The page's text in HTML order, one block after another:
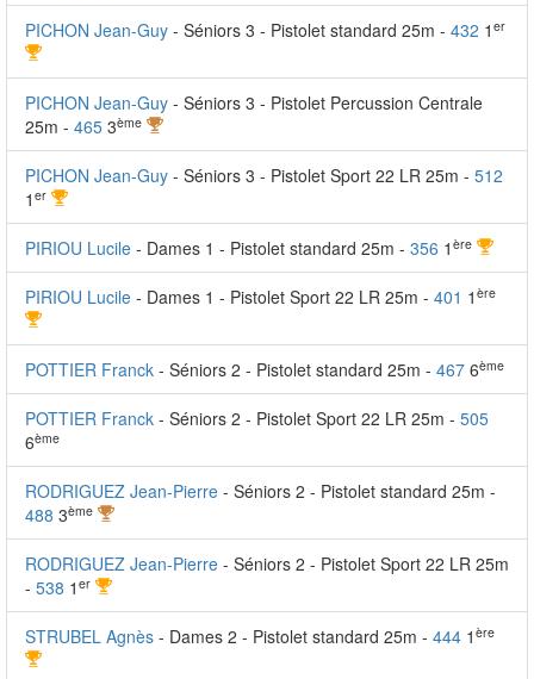
PICHON Jean-Guy - Séniors 3 - Pistolet standard 25m - 432 1 er
PICHON Jean-Guy - Séniors 3 - Pistolet Percussion Centrale
25m - 465 3ème
PICHON Jean-Guy - Séniors 3 - Pistolet Sport 22 LR 25m - 512
1 er
PIRIOU Lucile - Dames 1 - Pistolet standard 25m - 356 1 ère
PIRIOU Lucile - Dames 1 - Pistolet Sport 22 LR 25m - 401 1 ère
POTTIER Franck - Séniors 2 - Pistolet standard 25m - 467 6ème
POTTIER Franck - Séniors 2 - Pistolet Sport 22 LR 25m - 505
6ème
RODRIGUEZ Jean-Pierre - Séniors 2 - Pistolet standard 25m -
488 3ème
RODRIGUEZ Jean-Pierre - Séniors 2 - Pistolet Sport 22 LR 25m
- 538 1 er
STRUBEL Agnès - Dames 2 - Pistolet standard 25m - 444 1 ère